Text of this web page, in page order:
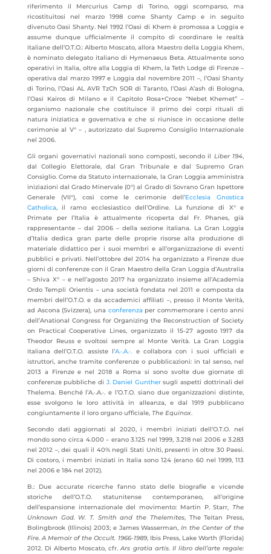
riferimento il Mercurius Camp di Torino, oggi scomparso, ma
ricostituitosi nel marzo 1998 come Shanty Camp e in seguito
divenuto Oasi Shanty. Nel 1992 l’Oasi di Khem è promossa a Loggia e
assume dunque ufficialmente il compito di coordinare le realtà
italiane dell’O.T.O.: Alberto Moscato, allora Maestro della Loggia Khem,
è nominato delegato italiano di Hymenaeus Beta. Attualmente sono
operativi in Italia, oltre alla Loggia di Khem, la Teth Lodge di Firenze –
operativa dal marzo 1997 e Loggia dal novembre 2011 –, l’Oasi Shanty
di Torino, l’Oasi AL AVR TzCh SOR di Taranto, l’Oasi A’ash di Bologna,
l’Oasi Kairos di Milano e il Capitolo Rosa+Croce “Nebet Khemet” –
organismo nazionale che costituisce il primo dei corpi rituali di
natura iniziatica e governativa e che si riunisce in occasione delle
cerimonie al V° – , autorizzato dal Supremo Consiglio Internazionale
nel 2006.
Gli organi governativi nazionali sono composti, secondo il Liber 194,
dal Collegio Elettorale, dal Gran Tribunale e dal Supremo Gran
Consiglio. Come da Statuto internazionale, la Gran Loggia amministra
iniziazioni dal Grado Minervale (0°) al Grado di Sovrano Gran Ispettore
Generale (VII°), così come le cerimonie dell’Ecclesia Gnostica
Catholica, il ramo ecclesiastico dell’Ordine. La funzione di X° e
Primate per l’Italia è attualmente ricoperta dal Fr. Phanes, già
rappresentante – dal 2006 – della sezione italiana. La Gran Loggia
d’Italia dedica gran parte delle proprie risorse alla produzione di
materiale didattico per i suoi membri e all’organizzazione di eventi
pubblici e privati. Nell’ottobre del 2014 ha organizzato a Firenze due
giorni di conferenze con il Gran Maestro della Gran Loggia d’Australia
– Shiva X° – e nell’agosto 2017 ha organizzato insieme all’Academia
Ordo Templi Orientis – una società fondata nel 2011 e composta da
membri dell’O.T.O. e da accademici affiliati –, presso il Monte Verità,
ad Ascona (Svizzera), una conferenza per commemorare i cento anni
dell’Anational Congress for Organizing the Reconstruction of Society
on Practical Cooperative Lines, organizzato il 15-27 agosto 1917 da
Theodor Reuss e svoltosi sempre al Monte Verità. La Gran Loggia
italiana dell’O.T.O. assiste l’A.·.A.·. e collabora con i suoi ufficiali e
istruttori, anche tramite conferenze o pubblicazioni: in tal senso, nel
2013 a Firenze e nel 2018 a Roma si sono svolte due giornate di
conferenze pubbliche di J. Daniel Gunthersugli aspetti dottrinali del
Thelema. Benché l’A.·.A.·. e l’O.T.O. siano due organizzazioni distinte,
esse svolgono le loro attività in alleanza, e dal 1919 pubblicano
congiuntamente il loro organo ufficiale, The Equinox.
Secondo dati aggiornati al 2020, i membri iniziati dell’O.T.O. nel
mondo sono circa 4.000 – erano 3.125 nel 1999, 3.218 nel 2006 e 3.283
nel 2012 –, dei quali il 40% negli Stati Uniti, presenti in oltre 30 Paesi.
Di costoro, i membri iniziati in Italia sono 124 (erano 60 nel 1999, 113
nel 2006 e 184 nel 2012).
B.: Due accurate ricerche fanno stato delle biografie e vicende
storiche dell’O.T.O. statunitense contemporaneo, all’origine
dell’espansione internazionale del movimento: Martin P. Starr,The
Unknown God. W. T. Smith and the Thelemites, The Teitan Press,
Bolingbrook (Illinois) 2003; e James Wasserman,In the Center of the
Fire. A Memoir of the Occult. 1966-1989, Ibis Press, Lake Worth (Florida)
2012. Di Alberto Moscato, cfr.Ars gratia artis. Il libro dell’arte regale: